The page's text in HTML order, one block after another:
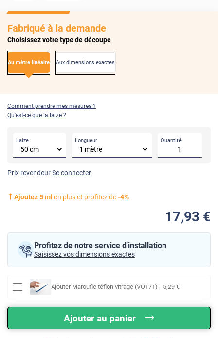
Fabriqué à la demande
Choisissez votre type de découpe
Au mètre linéaire Aux dimensions exactes
Comment prendre mes mesures ?
Qu'est-ce que la laize ?
Laize Longueur Quantité
Prix revendeurSe connecter
Ajoutez5ml en plus et profitez de-4%
17,93 €
Profitez de notre service d'installation
Saisissez vos dimensions exactes
Ajouter Maroufle téflon vitrage (VO171) - 5,29 €
Ajouter au panier